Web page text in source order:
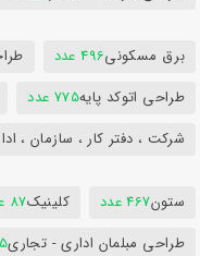
برق مسکونی496 عدد
طراحی اتوکد پایه775 عدد
شرکت ، دفتر کار ، سازمان ،
ستون467 عدد کلینیک87 عدد
طراحی مبلمان اداری - تجاری